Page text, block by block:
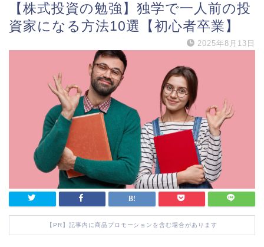
【株式投資の勉強】独学で一人前の投
資家になる方法10選【初心者卒業】
2025年8月13日
【PR】記事内に商品プロモーションを含む場合があります